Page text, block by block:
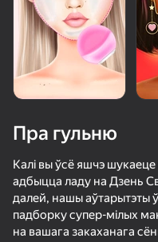
Невесты и Свадебные Одевалки
67
Become a
49
Пра гульню
Калі вы ўсё яшчэ
адбыцца ладу на Дзень
далей, нашы аўтарытэты
падборку супер-мілых
на вашага закаханага